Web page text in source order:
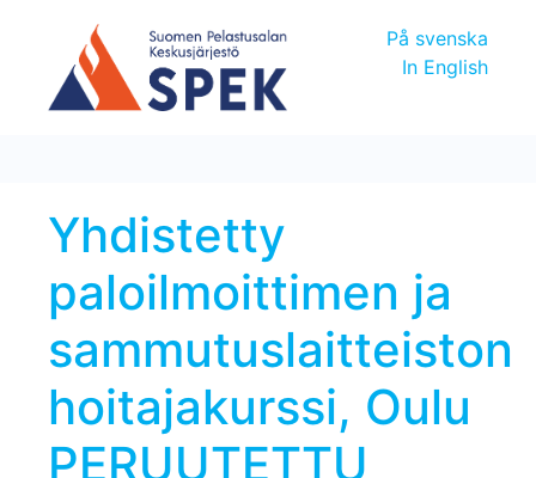
På svenska
In English
Yhdistetty
paloilmoittimen ja
sammutuslaitteiston
hoitajakurssi, Oulu
PERUUTETTU